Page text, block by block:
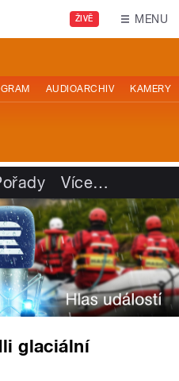
ŽIVĚ MENU
AUDIOARCHIV KAMERY
Více…
glaciální